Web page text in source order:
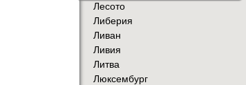
Лесото
Либерия
Ливан
Ливия
Литва
Люксембург